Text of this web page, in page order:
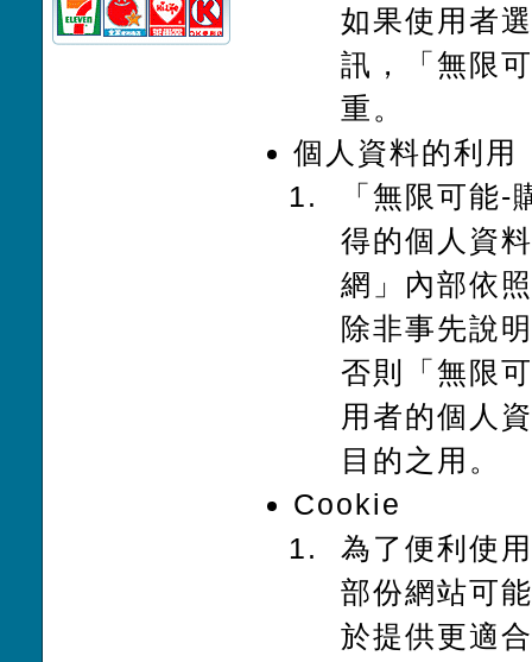
如果使用者
訊，「無限
重。
個人資料的利用
「無限可能
得的個人資
網」內部依
除非事先說
否則「無限
用者的個人
目的之用。
Cookie
為了便利使
部份網站可
於提供更適